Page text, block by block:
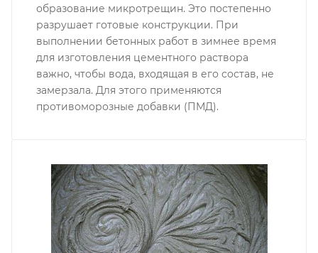
образование микротрещин. Это постепенно
разрушает готовые конструкции. При
выполнении бетонных работ в зимнее время
для изготовления цементного раствора
важно, чтобы вода, входящая в его состав, не
замерзала. Для этого применяются
противоморозные добавки (ПМД).